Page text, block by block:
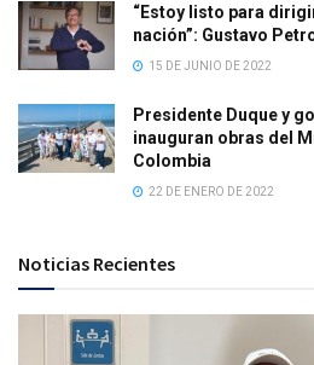
“Estoy listo para
nación”: Gustavo
15 DE JUNIO DE 2022
Presidente Duque y
inauguran obras del
Colombia
22 DE ENERO DE 2022
Noticias Recientes